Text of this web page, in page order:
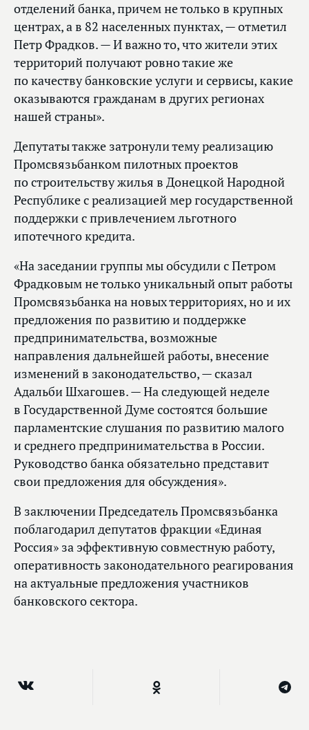
отделений банка, причем не только в крупных
центрах, а в 82 населенных пунктах, — отметил
Петр Фрадков. — И важно то, что жители этих
территорий получают ровно такие же
по качеству банковские услуги и сервисы, какие
оказываются гражданам в других регионах
нашей страны».
Депутаты также затронули тему реализацию
Промсвязьбанком пилотных проектов
по строительству жилья в Донецкой Народной
Республике с реализацией мер государственной
поддержки с привлечением льготного
ипотечного кредита.
«На заседании группы мы обсудили с Петром
Фрадковым не только уникальный опыт работы
Промсвязьбанка на новых территориях, но и их
предложения по развитию и поддержке
предпринимательства, возможные
направления дальнейшей работы, внесение
изменений в законодательство, — сказал
Адальби Шхагошев. — На следующей неделе
в Государственной Думе состоятся большие
парламентские слушания по развитию малого
и среднего предпринимательства в России.
Руководство банка обязательно представит
свои предложения для обсуждения».
В заключении Председатель Промсвязьбанка
поблагодарил депутатов фракции «Единая
Россия» за эффективную совместную работу,
оперативность законодательного реагирования
на актуальные предложения участников
банковского сектора.